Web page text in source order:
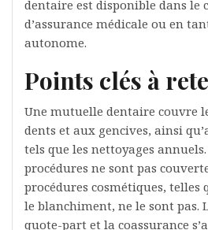
dentaire est disponible dans le
d’assurance médicale ou en
autonome.
Points clés à
Une mutuelle dentaire couvre
dents et aux gencives, ainsi
tels que les nettoyages annuels.
procédures ne sont pas
procédures cosmétiques, telles
le blanchiment, ne le sont pas.
quote-part et la coassurance